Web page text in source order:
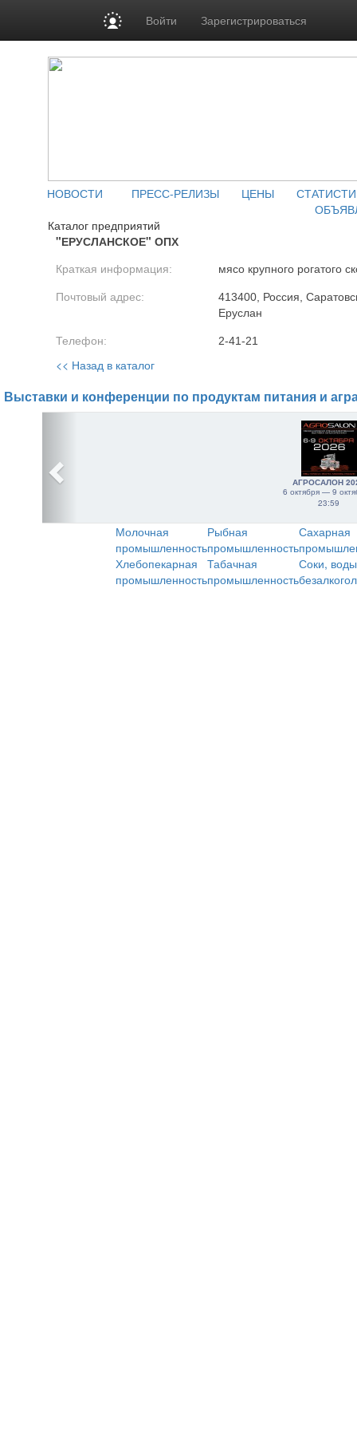
Войти Зарегистрироваться
НОВОСТИ ПРЕСС-РЕЛИЗЫ ЦЕНЫ
Каталог предприятий
"ЕРУСЛАНСКОЕ" ОПХ
Краткая информация: мясо крупного рогатого
Почтовый адрес:
413400, Россия,
Еруслан
Телефон: 2-41-21
<< Назад в каталог
Выставки и конференции по продуктам питания и
АГРОСАЛОН
6 октября — 9
23:59
Молочная
промышленность
Рыбная
промышленность
Сахарная
Хлебопекарная
промышленность
Табачная
промышленность
Соки,